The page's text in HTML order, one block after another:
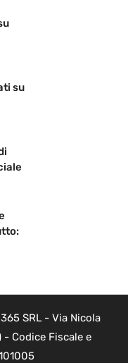
su
SRL - Via Nicola
- Codice Fiscale e